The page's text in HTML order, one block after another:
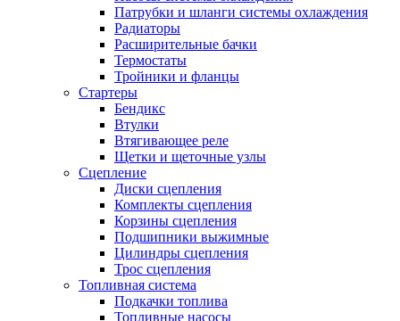
Патрубки и шланги системы охлаждения
Радиаторы
Расширительные бачки
Термостаты
Тройники и фланцы
Стартеры
Бендикс
Втулки
Втягивающее реле
Щетки и щеточные узлы
Сцепление
Диски сцепления
Комплекты сцепления
Корзины сцепления
Подшипники выжимные
Цилиндры сцепления
Трос сцепления
Топливная система
Подкачки топлива
Топливные насосы